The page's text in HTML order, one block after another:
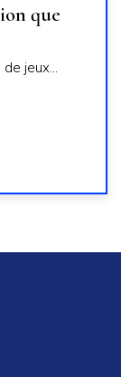
que
jeux...